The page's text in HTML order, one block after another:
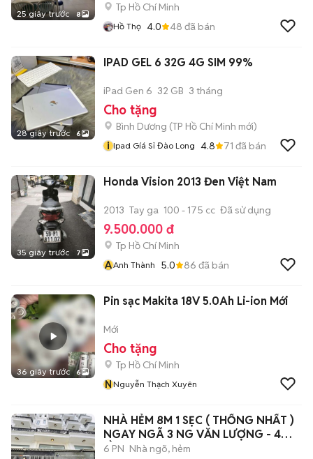
25 giây trước 8
Tp Hồ Chí Minh
Hồ Thọ 4.0 48 đã bán
28 giây trước 6
IPAD GEL 6 32G 4G SIM 99%
iPad Gen 6 32 GB 3 tháng
Cho tặng
Bình Dương (TP Hồ Chí Minh mới)
i Ipad Gíá Sỉ Đào Long 4.8 71 đã bán
35 giây trước 7
Honda Vision 2013 Đen Việt Nam
2013 Tay ga 100 - 175 cc Đã sử dụng
9.500.000 đ
Tp Hồ Chí Minh
AAnh Thành 5.0 86 đã bán
36 giây trước 6
Pin sạc Makita 18V 5.0Ah Li-ion Mới
Mới
Cho tặng
Tp Hồ Chí Minh
NNguyễn Thạch Xuyên
NHÀ HẺM 8M 1 SẸC ( THỐNG NHẤT )
NGAY NGÃ 3 NG VĂN LƯỢNG - 4
LẦU
6 PN Nhà ngõ, hẻm